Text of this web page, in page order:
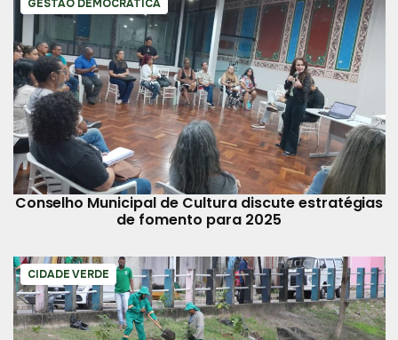
GESTÃO DEMOCRÁTICA
Conselho Municipal de Cultura discute estratégias
de fomento para 2025
CIDADE VERDE